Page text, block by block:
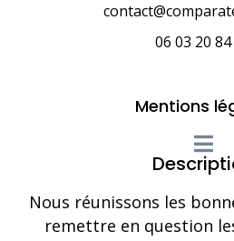
06 03 20
Mentions
Nous réunissons les
remettre en question